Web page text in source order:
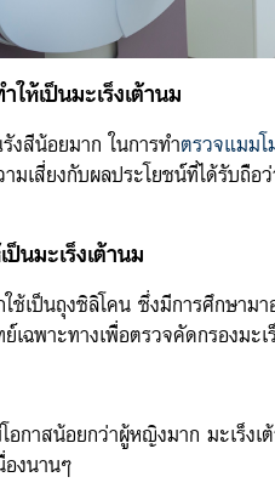
ห้เป็นมะเร็งเต้านม
งสีน้อยมาก ในการทำตรวจแมม
มเสี่ยงกับผลประโยชน์ที่ได้รับถื
นมะเร็งเต้านม
เป็นถุงซิลิโคน ซึ่งมีการศึกษาม
ฉพาะทางเพื่อตรวจคัดกรองมะเ
อกาสน้อยกว่าผู้หญิงมาก มะเร็
งนานๆ